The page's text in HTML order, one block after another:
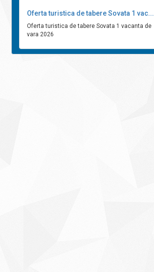
Oferta turistica de tabere Sovata 1 vac...
Oferta turistica de tabere Sovata 1 vacanta de
vara 2026